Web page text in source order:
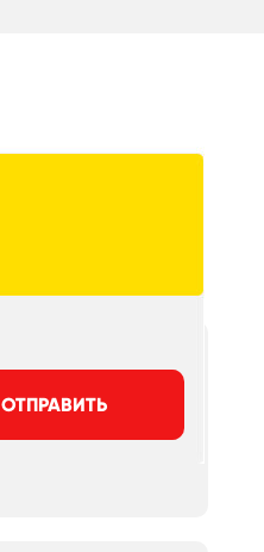
ОТПРАВИТЬ